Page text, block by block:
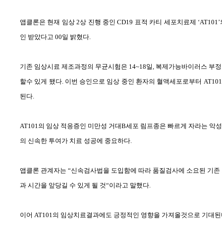
앱클론은 현재 임상2상 진행 중인 CD19 표적 카티 세포치료제 ‘AT101’
인 받았다고 00일 밝혔다.
기존 임상시료 제조과정의 무균시험은 14~18일, 복제가능바이러스 부
할수 있게 됐다. 이번 승인으로 임상 중인 환자의 혈액세포로부터
된다.
AT101의 임상 적응증인 미만성 거대B세포 림프종은 빠르게 자라는 악
의 신속한 투여가 치료 성공에 중요하다.
앱클론 관계자는 “신속검사법을 도입함에 따라 품질검사에 소요된 기
과 시간을 앞당길 수 있게 될 것“이라고 말했다.
이어 AT101의 임상치료결과에도 긍정적인 영향을 가져올것으로 기대